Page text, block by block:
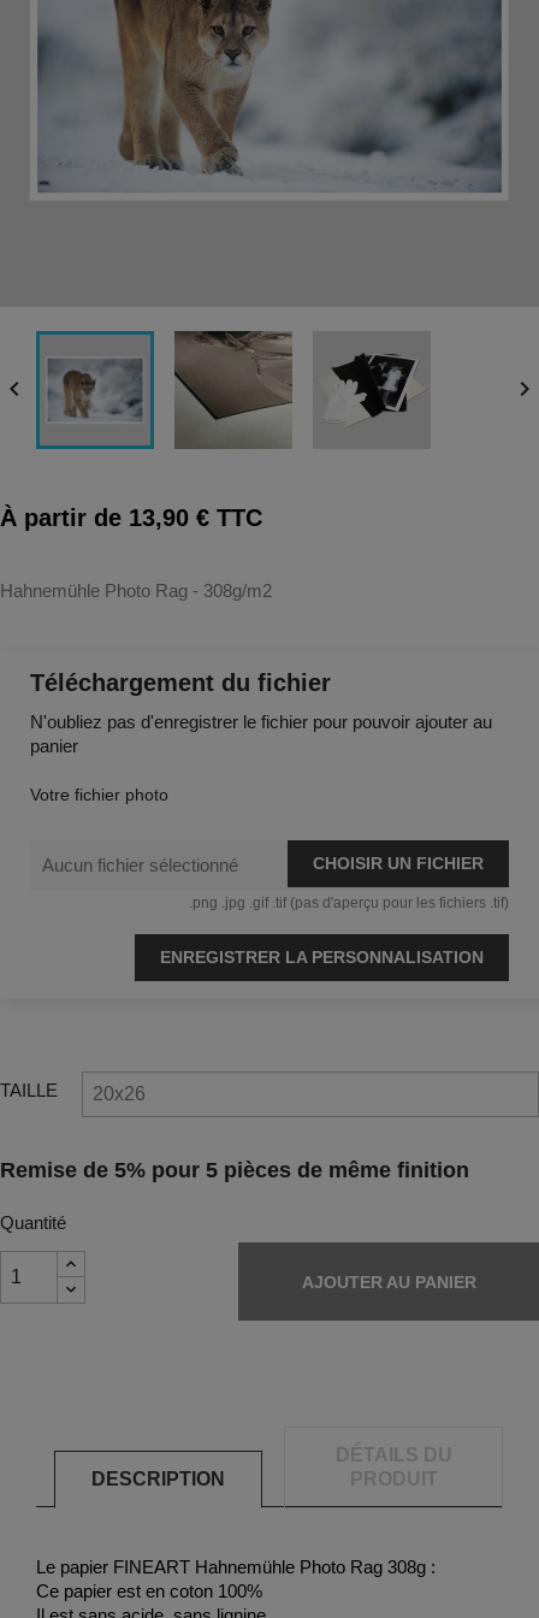
 
À partir de 13,90 € TTC
Hahnemühle Photo Rag - 308g/m2
Téléchargement du fichier
N'oubliez pas d'enregistrer le fichier pour pouvoir ajouter au
panier
Votre fichier photo
Aucun fichier sélectionné CHOISIR UN FICHIER
.png .jpg .gif .tif (pas d'aperçu pour les fichiers .tif)
ENREGISTRER LA PERSONNALISATION
TAILLE
Remise de 5% pour 5 pièces de même finition
Quantité
AJOUTER AU PANIER
DESCRIPTION
DÉTAILS DU
PRODUIT
Le papier FINEART Hahnemühle Photo Rag 308g :
Ce papier est en coton 100%